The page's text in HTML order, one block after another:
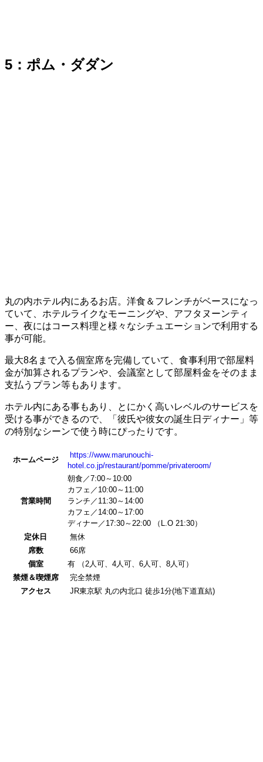
5：ポム・ダダン
丸の内ホテル内にあるお店。洋食＆フレンチがベースになっ
ていて、ホテルライクなモーニングや、アフタヌーンティ
ー、夜にはコース料理と様々なシチュエーションで利用する
事が可能。
最大8名まで入る個室席を完備していて、食事利用で部屋料
金が加算されるプランや、会議室として部屋料金をそのまま
支払うプラン等もあります。
ホテル内にある事もあり、とにかく高いレベルのサービスを
受ける事ができるので、「彼氏や彼女の誕生日ディナー」等
の特別なシーンで使う時にぴったりです。
ホームページ
https://www.marunouchi-
hotel.co.jp/restaurant/pomme/privateroom/
営業時間
朝食／7:00～10:00
カフェ／10:00～11:00
ランチ／11:30～14:00
カフェ／14:00～17:00
ディナー／17:30～22:00 （L.O 21:30）
定休日
無休
席数
66席
個室
有 （2人可、4人可、6人可、8人可）
禁煙＆喫煙席
完全禁煙
アクセス
JR東京駅 丸の内北口 徒歩1分(地下道直結)